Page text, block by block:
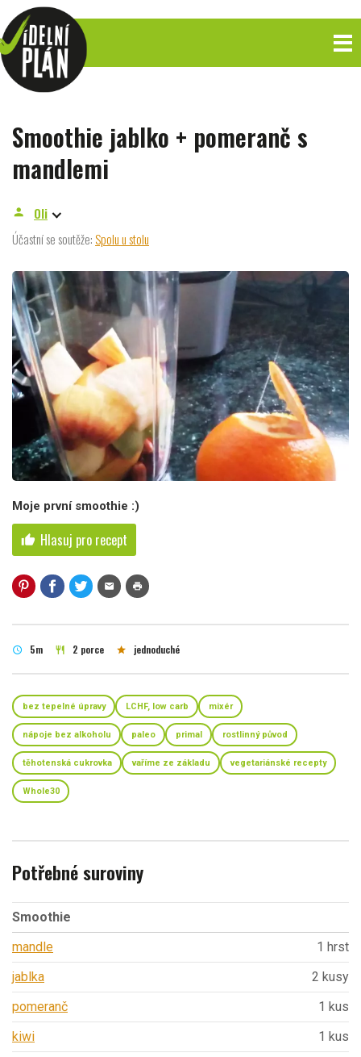
Smoothie jablko + pomeranč s
mandlemi
person
Oli
Účastní se soutěže:Spolu u stolu
Moje první smoothie :)
thumb_up Hlasuj pro recept
mail print
schedule 5m restaurant 2 porce star jednoduché
bez tepelné úpravy LCHF, low carb mixér
nápoje bez alkoholu paleo primal rostlinný původ
těhotenská cukrovka vaříme ze základu vegetariánské recepty
Whole30
Potřebné suroviny
Smoothie
mandle
1 hrst
jablka
2 kusy
pomeranč
1 kus
kiwi
1 kus